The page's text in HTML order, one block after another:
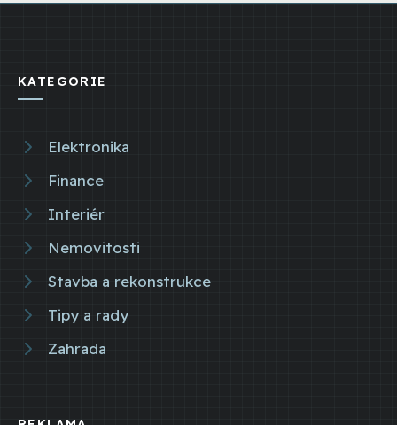
KATEGORIE
Elektronika
Finance
Interiér
Nemovitosti
Stavba a rekonstrukce
Tipy a rady
Zahrada